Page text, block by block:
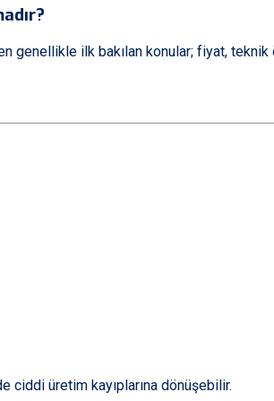
genellikle ilk bakılan konular; fiyat,
ciddi üretim kayıplarına dönüşebilir.